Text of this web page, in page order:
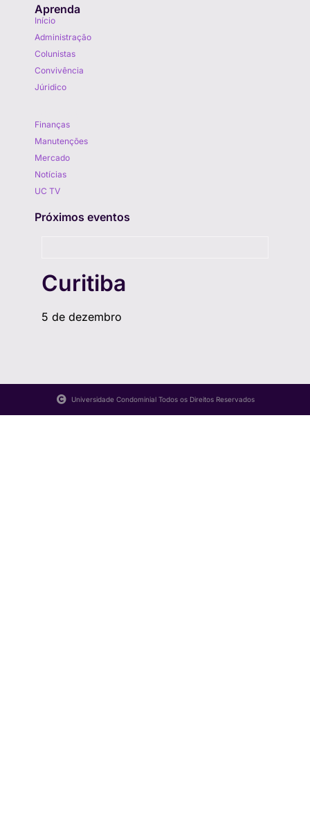
Aprenda
Início
Administração
Colunistas
Convivência
Júridico
Finanças
Manutenções
Mercado
Notícias
UC TV
Próximos eventos
Curitiba
5 de dezembro
Universidade Condominial Todos os Direitos Reservados